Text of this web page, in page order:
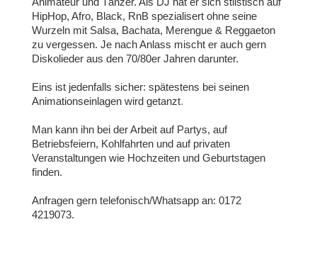
HipHop, Afro, Black, RnB spezialisert ohne seine
Wurzeln mit Salsa, Bachata, Merengue & Reggaeton
zu vergessen. Je nach Anlass mischt er auch gern
Diskolieder aus den 70/80er Jahren darunter.
Eins ist jedenfalls sicher: spätestens bei seinen
Animationseinlagen wird getanzt.
Man kann ihn bei der Arbeit auf Partys, auf
Betriebsfeiern, Kohlfahrten und auf privaten
Veranstaltungen wie Hochzeiten und Geburtstagen
finden.
Anfragen gern telefonisch/Whatsapp an: 0172
4219073.